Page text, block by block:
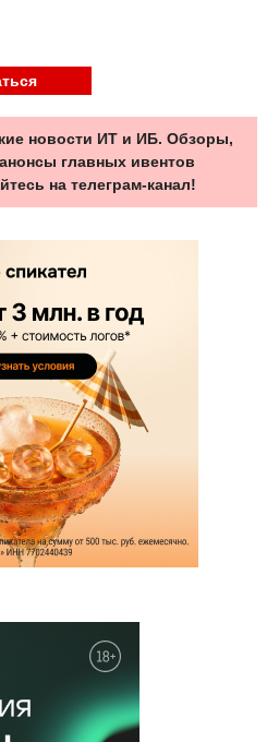
новости ИТ и ИБ. Обзоры,
главных ивентов
на телеграм-канал!